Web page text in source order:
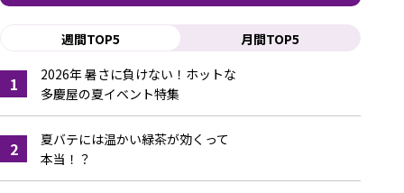
週間TOP5 月間TOP5
1
2026年 暑さに負けない！ホットな
多慶屋の夏イベント特集
2
夏バテには温かい緑茶が効くって
本当！？